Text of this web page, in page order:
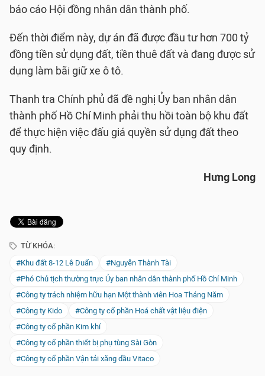
báo cáo Hội đồng nhân dân thành phố.
Đến thời điểm này, dự án đã được đầu tư hơn 700 tỷ
đồng tiền sử dụng đất, tiền thuê đất và đang được sử
dụng làm bãi giữ xe ô tô.
Thanh tra Chính phủ đã đề nghị Ủy ban nhân dân
thành phố Hồ Chí Minh phải thu hồi toàn bộ khu đất
để thực hiện việc đấu giá quyền sử dụng đất theo
quy định.
Hưng Long
TỪ KHÓA:
#Khu đất 8-12 Lê Duẩn
#Nguyễn Thành Tài
#Phó Chủ tịch thường trực Ủy ban nhân dân thành phố Hồ Chí Minh
#Công ty trách nhiệm hữu hạn Một thành viên Hoa Tháng Năm
#Công ty Kido
#Công ty cổ phần Hoá chất vật liệu điện
#Công ty cổ phần Kim khí
#Công ty cổ phần thiết bị phụ tùng Sài Gòn
#Công ty cổ phần Vận tải xăng dầu Vitaco